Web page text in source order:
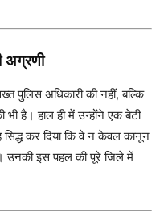
अग्रणी
पुलिस अधिकारी की नहीं, बल्कि
भी है। हाल ही में उन्होंने एक बेटी
कर दिया कि वे न केवल कानून
उनकी इस पहल की पूरे जिले में